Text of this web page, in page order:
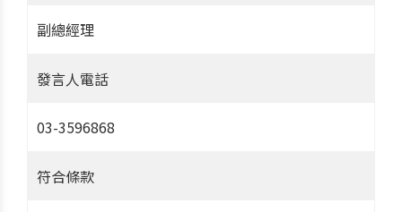
副總經理
發言人電話
03-3596868
符合條款